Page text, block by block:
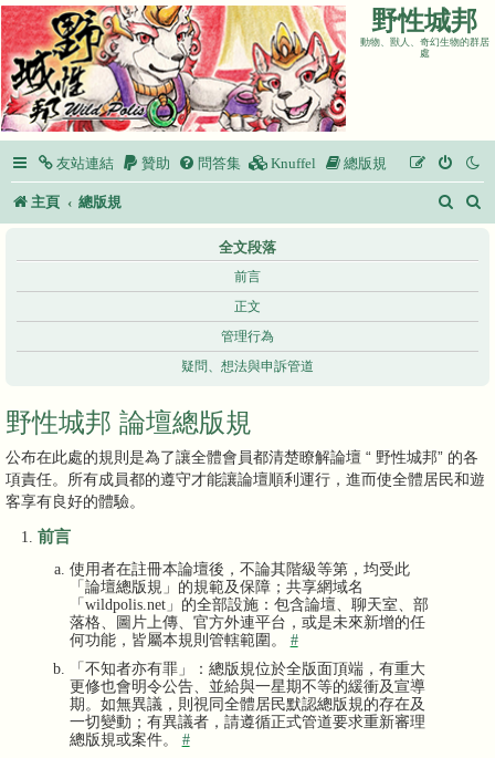
野性城邦
動物、獸人、奇幻生物的群居
處
友站連結 贊助 問答集 Knuffel 總版規
主頁 總版規
搜
全文段落
前言
正文
管理行為
疑問、想法與申訴管道
野性城邦 論壇總版規
公布在此處的規則是為了讓全體會員都清楚瞭解論壇 “ 野性城邦” 的各
項責任。所有成員都的遵守才能讓論壇順利運行，進而使全體居民和遊
客享有良好的體驗。
前言
使用者在註冊本論壇後，不論其階級等第，均受此
「論壇總版規」的規範及保障；共享網域名
「wildpolis.net」的全部設施：包含論壇、聊天室、部
落格、圖片上傳、官方外連平台，或是未來新增的任
何功能，皆屬本規則管轄範圍。 #
「不知者亦有罪」：總版規位於全版面頂端，有重大
更修也會明令公告、並給與一星期不等的緩衝及宣導
期。如無異議，則視同全體居民默認總版規的存在及
一切變動；有異議者，請遵循正式管道要求重新審理
總版規或案件。 #